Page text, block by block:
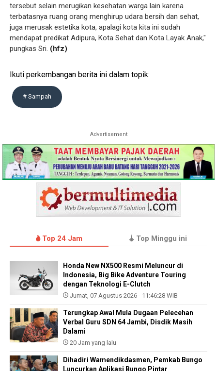
tersebut selain merugikan kesehatan warga lain karena
terbatasnya ruang orang menghirup udara bersih dan sehat,
juga merusak estetika kota, apalagi kota kita ini sudah
mendapat predikat Adipura, Kota Sehat dan Kota Layak Anak,"
pungkas Sri. (hfz)
Ikuti perkembangan berita ini dalam topik:
# Sampah
Advertisement
Top 24 Jam Top Minggu ini
Honda New NX500 Resmi Meluncur di
Indonesia, Big Bike Adventure Touring
dengan Teknologi E-Clutch
Jumat, 07 Agustus 2026 - 11:46:28 WIB
Terungkap Awal Mula Dugaan Pelecehan
Verbal Guru SDN 64 Jambi, Disdik Masih
Dalami
20 Jam yang lalu
Dihadiri Wamendikdasmen, Pemkab Bungo
Luncurkan Aplikasi Bungo Pintar